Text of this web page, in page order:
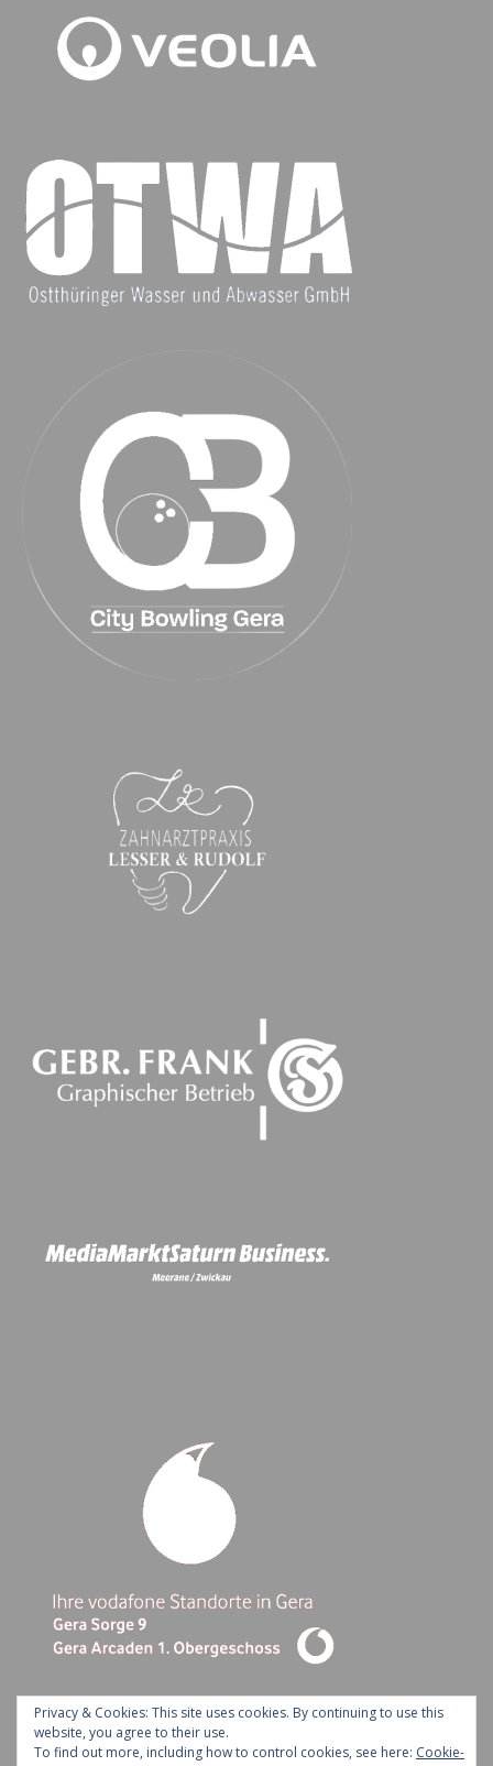
Privacy & Cookies: This site uses cookies. By continuing to use this
website, you agree to their use.
To find out more, including how to control cookies, see here: Cookie-